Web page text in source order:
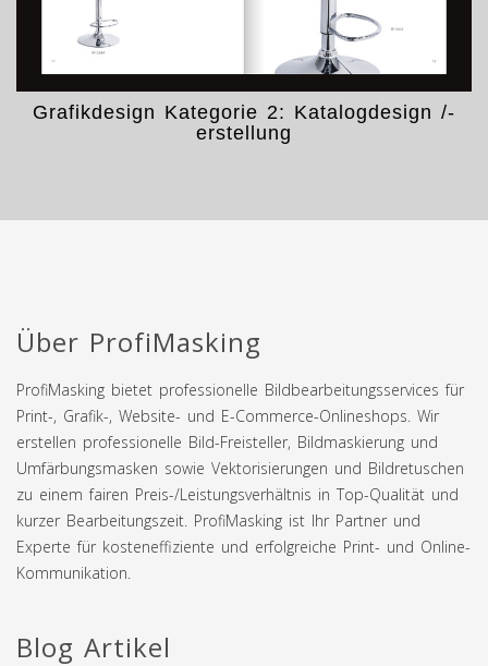
Grafikdesign Kategorie 2: Katalogdesign /-
erstellung
Über ProfiMasking
ProfiMasking bietet professionelle Bildbearbeitungsservices für
Print-, Grafik-, Website- und E-Commerce-Onlineshops. Wir
erstellen professionelle Bild-Freisteller, Bildmaskierung und
Umfärbungsmasken sowie Vektorisierungen und Bildretuschen
zu einem fairen Preis-/Leistungsverhältnis in Top-Qualität und
kurzer Bearbeitungszeit. ProfiMasking ist Ihr Partner und
Experte für kosteneffiziente und erfolgreiche Print- und Online-
Kommunikation.
Blog Artikel